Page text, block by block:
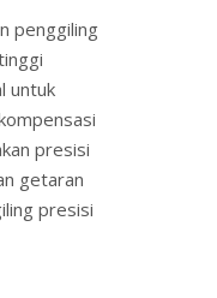
penggiling
untuk
presisi
getaran
presisi